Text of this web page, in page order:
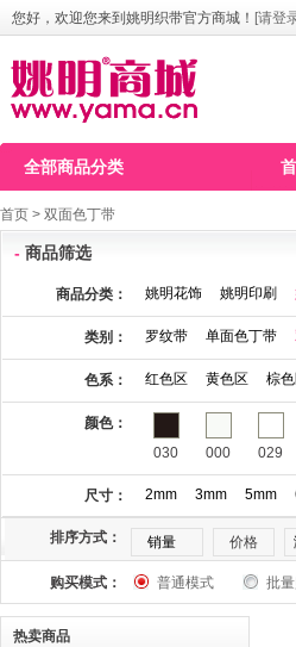
您好，欢迎您来到姚明织带官方商城！ [请登
全部商品分类
首页 > 双面色丁带
- 商品筛选
商品分类： 姚明花饰 姚明印刷
类别： 罗纹带 单面色丁带
色系： 红色区 黄色区 棕
颜色：
030
000 029
115 123 141
169 174 175
尺寸： 2mm 3mm 5mm
排序方式： 销量 价格
购买模式： 普通模式 批
热卖商品